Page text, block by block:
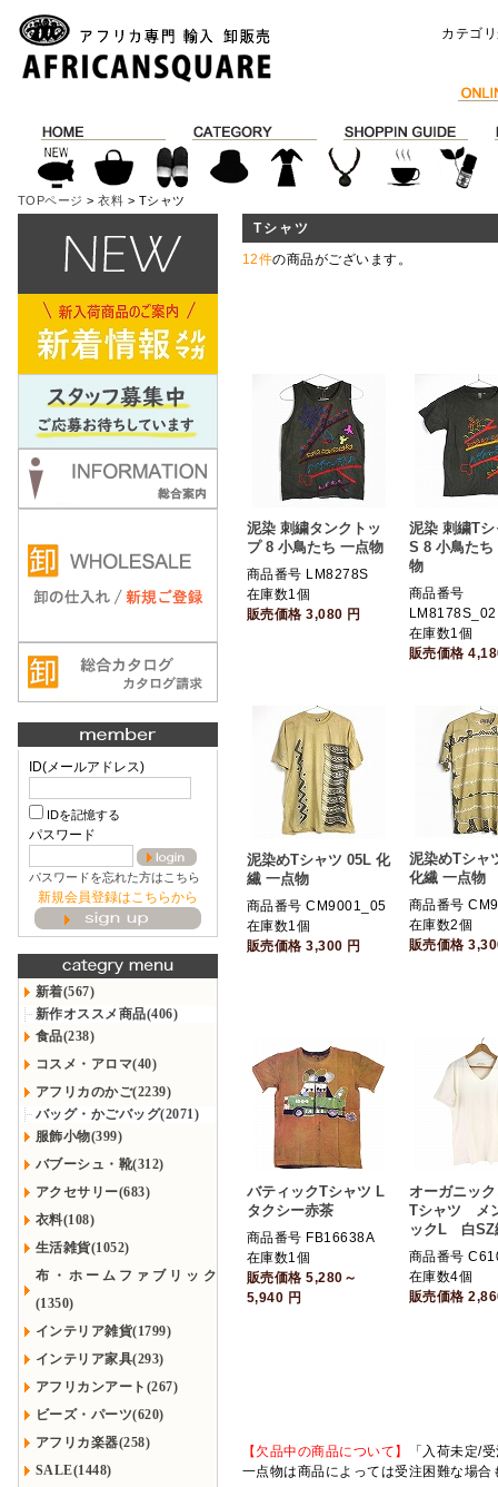
カテゴ
TOPページ >衣料 > Tシャツ
ID(メールアドレス)
IDを記憶する
パスワード
パスワードを忘れた方はこちら
新規会員登録はこちらから
新着(567)
新作オススメ商品(406)
食品(238)
コスメ・アロマ(40)
アフリカのかご(2239)
バッグ・かごバッグ(2071)
服飾小物(399)
バブーシュ・靴(312)
アクセサリー(683)
衣料(108)
生活雑貨(1052)
布・ホームファブリック
(1350)
インテリア雑貨(1799)
インテリア家具(293)
アフリカンアート(267)
ビーズ・パーツ(620)
アフリカ楽器(258)
SALE(1448)
Tシャツ
12件の商品がございます。
泥染 刺繍タンクトッ
プ 8 小鳥たち 一点物
商品番号 LM8278S
在庫数1個
販売価格3,080 円
泥染 刺繍T
S 8 小鳥たち
物
商品番号
LM8178S_02
在庫数1個
販売価格
泥染めTシャツ 05L 化
繊 一点物
商品番号 CM9001_05
在庫数1個
販売価格3,300 円
泥染めTシャ
化繊 一点物
商品番号
在庫数2個
販売価格
バティックTシャツ L
タクシー赤茶
商品番号 FB16638A
在庫数1個
販売価格5,280～
5,940 円
オーガニッ
Tシャツ メ
ックL 白SZ
商品番号
在庫数4個
販売価格
【欠品中の商品について】
「入荷未定/
一点物は商品によっては受注困難な場